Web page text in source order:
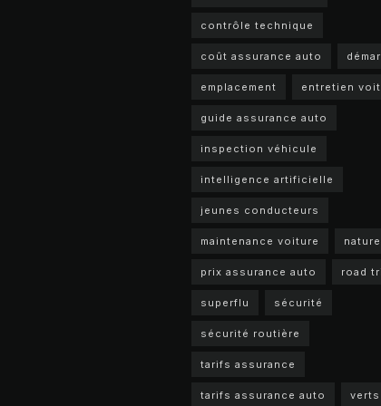
contrôle technique
coût assurance auto
emplacement entretien
guide assurance auto
inspection véhicule
intelligence artificielle
jeunes conducteurs
maintenance voiture nature
prix assurance auto road
superflu sécurité
sécurité routière
tarifs assurance
tarifs assurance auto verts